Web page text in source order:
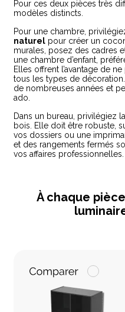
Pour ces deux pièces très
modèles distincts.
Pour une chambre,
naturel pour créer un
murales, posez des cadres
une chambre d’enfant,
Elles offrent l’avantage de
tous les types de
de nombreuses années et
ado.
Dans un bureau, privilégiez
bois. Elle doit être robuste,
vos dossiers ou une
et des rangements fermés
vos affaires professionnelles.
À chaque